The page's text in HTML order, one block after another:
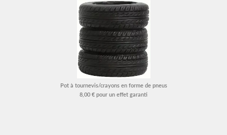
Pot à tournevis/crayons en forme de pneus
8,00 € pour un effet garanti